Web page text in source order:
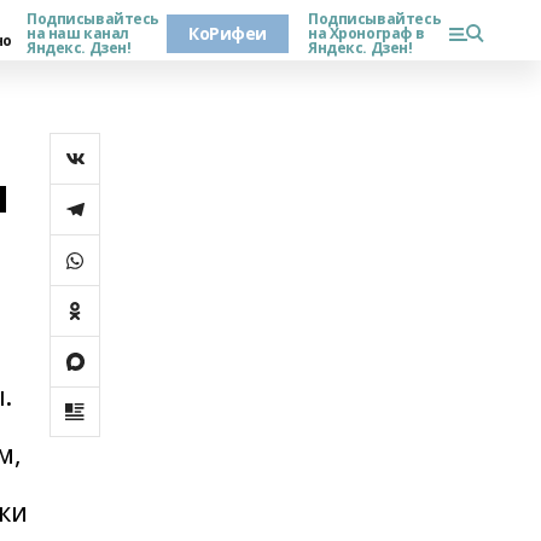
Подписывайтесь
на наш канал
Яндекс. Дзен!
КоРифеи
Подписывайтесь
на Хронограф в
Яндекс. Дзен!